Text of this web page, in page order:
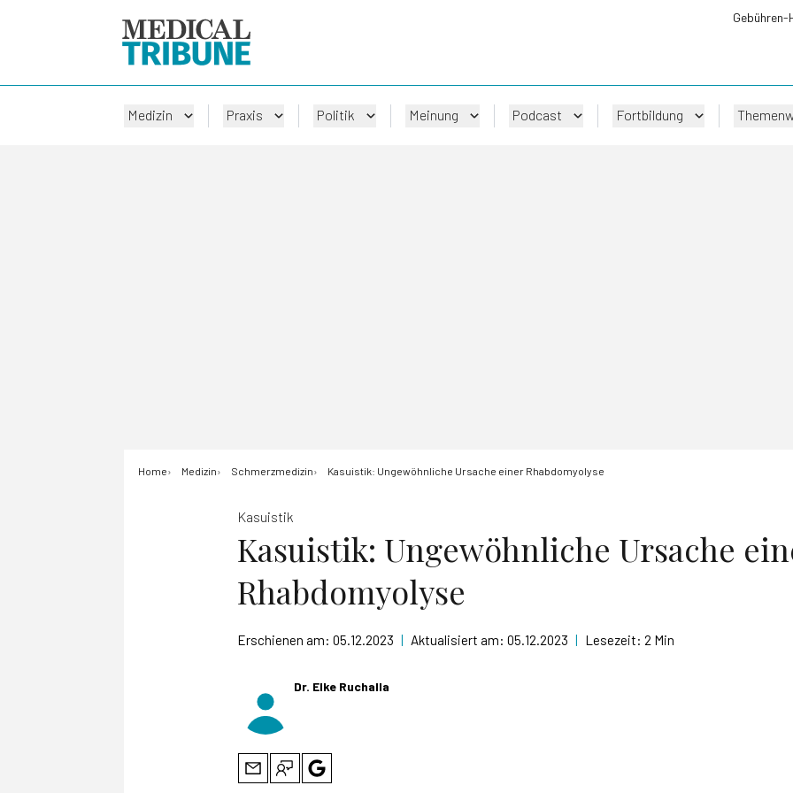
Gebühren-
Medizin Praxis Politik Meinung Podcast Fortbildung
Home Medizin Schmerzmedizin Kasuistik: Ungewöhnliche Ursache einer Rhabdomyolyse
Kasuistik
Kasuistik: Ungewöhnliche Ursache
Rhabdomyolyse
Erschienen am: 05.12.2023 | Aktualisiert am: 05.12.2023 | Lesezeit: 2 Min
Dr. Elke Ruchalla